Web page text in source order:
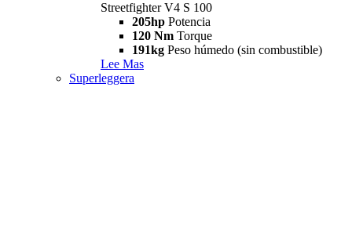
Streetfighter V4 S 100
205hp Potencia
120 Nm Torque
191kg Peso húmedo (sin combustible)
Lee Mas
Superleggera